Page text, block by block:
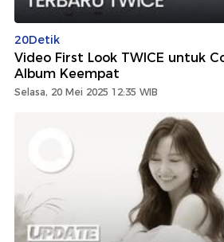
20Detik
Video First Look TWICE untuk
Album Keempat
Selasa, 20 Mei 2025 12:35 WIB